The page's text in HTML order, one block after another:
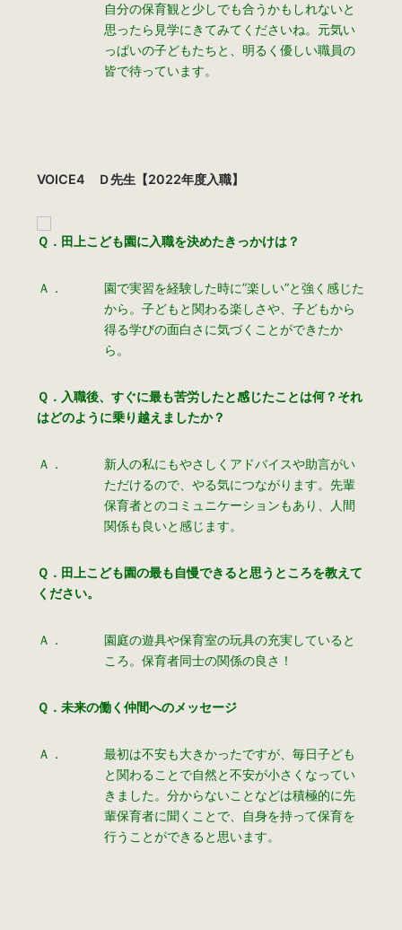
自分の保育観と少しでも合うかもしれないと
思ったら見学にきてみてくださいね。元気い
っぱいの子どもたちと、明るく優しい職員の
皆で待っています。
VOICE4 Ｄ先生【2022年度入職】
Ｑ．田上こども園に入職を決めたきっかけは？
Ａ．
園で実習を経験した時に”楽しい”と強く感じた
から。子どもと関わる楽しさや、子どもから
得る学びの面白さに気づくことができたか
ら。
Ｑ．入職後、すぐに最も苦労したと感じたことは何？それ
はどのように乗り越えましたか？
Ａ．
新人の私にもやさしくアドバイスや助言がい
ただけるので、やる気につながります。先輩
保育者とのコミュニケーションもあり、人間
関係も良いと感じます。
Ｑ．田上こども園の最も自慢できると思うところを教えて
ください。
Ａ．
園庭の遊具や保育室の玩具の充実していると
ころ。保育者同士の関係の良さ！
Ｑ．未来の働く仲間へのメッセージ
Ａ．
最初は不安も大きかったですが、毎日子ども
と関わることで自然と不安が小さくなってい
きました。分からないことなどは積極的に先
輩保育者に聞くことで、自身を持って保育を
行うことができると思います。